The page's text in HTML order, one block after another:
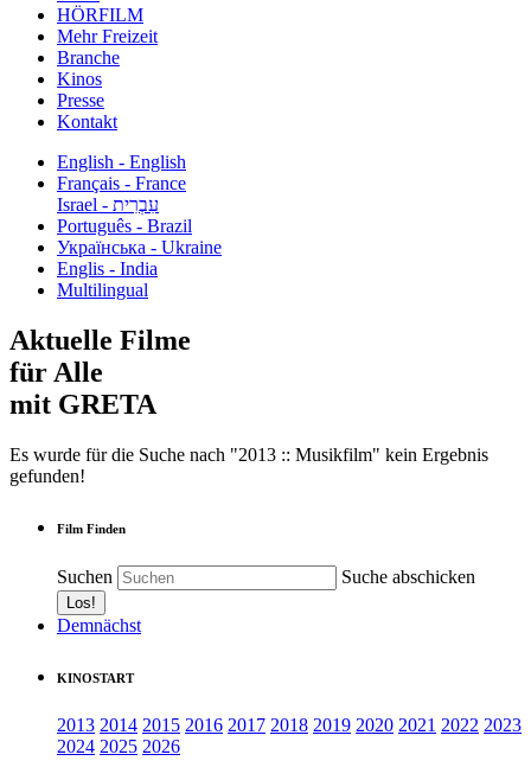
HÖRFILM
Mehr Freizeit
Branche
Kinos
Presse
Kontakt
English - English
Français - France
עִבְרִית - Israel
Português - Brazil
Українська - Ukraine
Englis - India
Multilingual
Aktuelle Filme
für Alle
mit GRETA
Es wurde für die Suche nach "2013 :: Musikfilm" kein Ergebnis
gefunden!
Film Finden
Suchen Suche abschicken
Demnächst
KINOSTART
2013 2014 2015 2016 2017 2018 2019 2020 2021 2022 2023
2024 2025 2026